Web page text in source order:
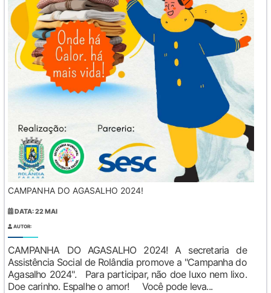
CAMPANHA DO AGASALHO 2024!
DATA: 22 MAI
AUTOR:
CAMPANHA DO AGASALHO 2024! A secretaria de
Assistência Social de Rolândia promove a "Campanha do
Agasalho 2024". Para participar, não doe luxo nem lixo.
Doe carinho. Espalhe o amor! Você pode leva...